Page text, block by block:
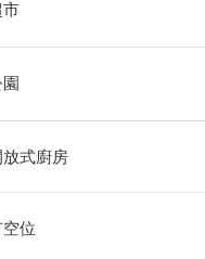
市
放式廚房
空位